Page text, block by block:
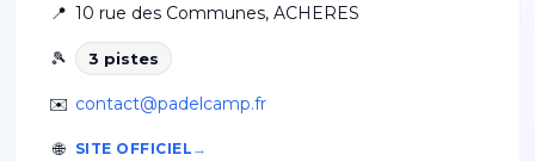
📍 10 rue des Communes, ACHERES
🎾 3 pistes
✉️ contact@padelcamp.fr
🌐 SITE OFFICIEL